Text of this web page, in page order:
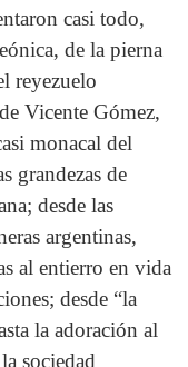
casi todo,
de la pierna
reyezuelo
Vicente Gómez,
monacal del
grandezas de
desde las
argentinas,
al entierro en vida
desde “la
la adoración al
sociedad